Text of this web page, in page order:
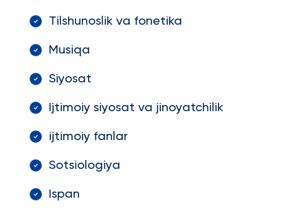
Tilshunoslik va fonetika
Musiqa
Siyosat
Ijtimoiy siyosat va jinoyatchilik
ijtimoiy fanlar
Sotsiologiya
Ispan